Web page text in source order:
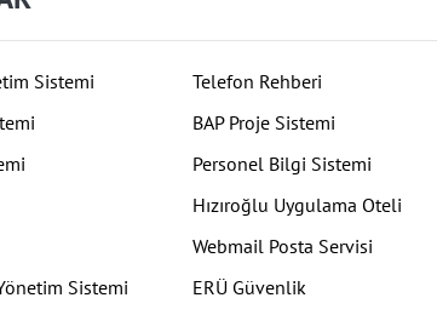
Sistemi
Telefon Rehberi
BAP Proje Sistemi
Personel Bilgi Sistemi
Hızıroğlu Uygulama Oteli
Webmail Posta Servisi
Sistemi
ERÜ Güvenlik